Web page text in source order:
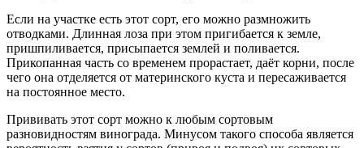
Если на участке есть этот сорт, его можно размножить
отводками. Длинная лоза при этом пригибается к земле,
пришпиливается, присыпается землей и поливается.
Прикопанная часть со временем прорастает, даёт корни, после
чего она отделяется от материнского куста и пересаживается
на постоянное место.
Прививать этот сорт можно к любым сортовым
разновидностям винограда. Минусом такого способа является